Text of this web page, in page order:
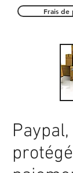
Frais de